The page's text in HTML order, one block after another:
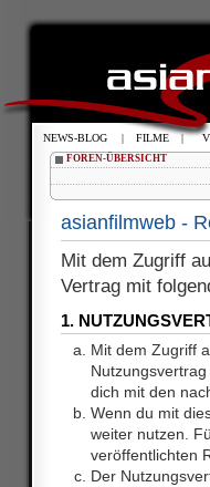
FOREN-ÜBERSICHT
asianfilmweb -
Mit dem Zugriff
Vertrag mit
1.
Mit dem Zugriff
dich mit den
Wenn du mit
weiter nutzen.
veröffentlichten
Der
NEWS-BLOG | FILME |